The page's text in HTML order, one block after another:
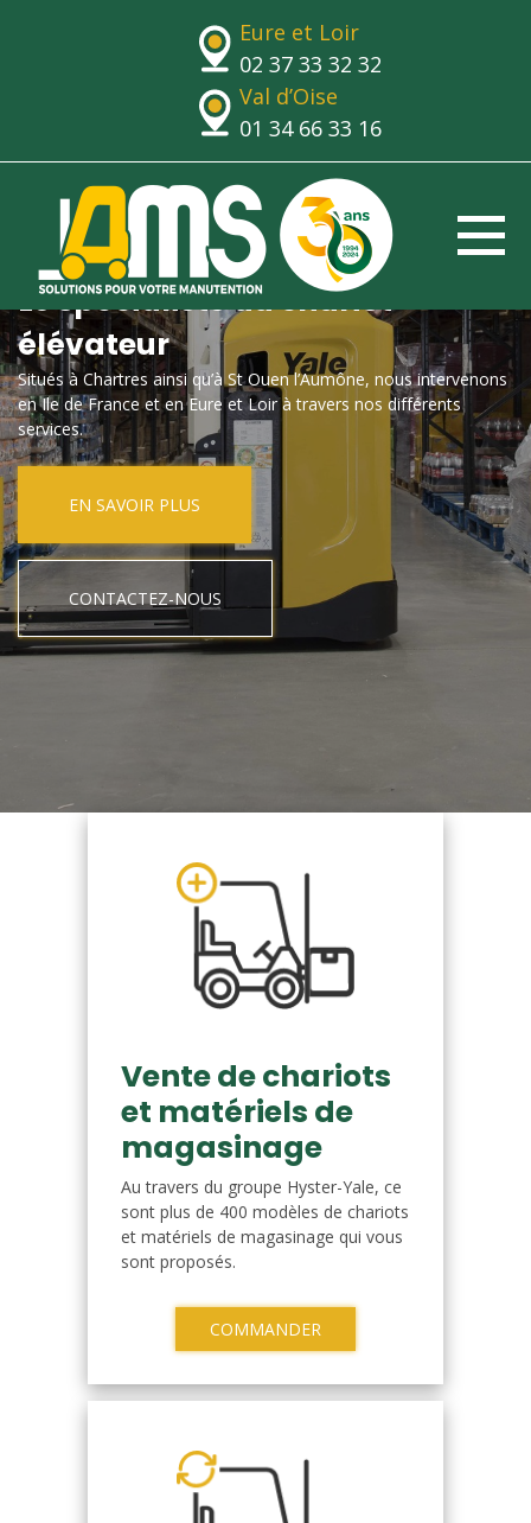
Eure et Loir
02 37 33 32 32
Val d’Oise
01 34 66 33 16
Le spécialiste du chariot
élévateur
Situés à Chartres ainsi qu’à St Ouen l’Aumône, nous intervenons
en Ile de France et en Eure et Loir à travers nos différents
services.
EN SAVOIR PLUS
CONTACTEZ-NOUS
Vente de chariots
et matériels de
magasinage
Au travers du groupe Hyster-Yale, ce
sont plus de 400 modèles de chariots
et matériels de magasinage qui vous
sont proposés.
COMMANDER